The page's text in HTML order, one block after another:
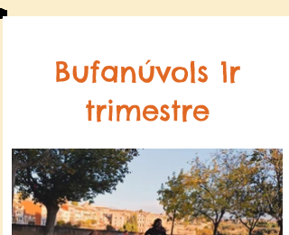
Bufanúvols 1r
trimestre